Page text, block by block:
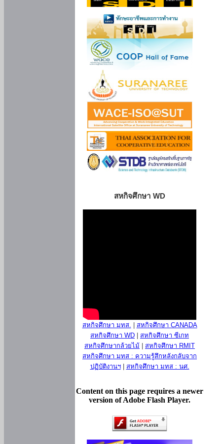
สหกิจศึกษา WD
สหกิจศึกษา มทส.
สหกิจศึกษา CANADA
สหกิจศึกษา WD
สหกิจศึกษา ซีเกท
สหกิจศึกษากล้วยไม้
สหกิจศึกษา RMIT
สหกิจศึกษา มทส : ความรู้สึกหลังกลับจาก
ปฏิบัติงานฯ| สหกิจศึกษา มทส : นศ.
Content on this page requires a newer
version of Adobe Flash Player.